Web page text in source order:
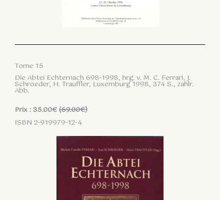
Tome 15
Die Abtei Echternach 698-1998, hrg. v. M. C. Ferrari, J.
Schroeder, H. Trauffler, Luxemburg 1998, 374 S., zahlr.
Abb.
Prix : 35.00€(69.00€)
ISBN 2-919979-12-4